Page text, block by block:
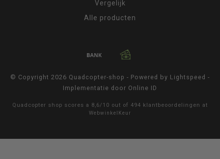
Vergelijk
Alle producten
© Copyright 2026 Quadcopter-shop - Powered by Lightspeed -
Implementatie door Online ID
Quadcopter shop scores a 8,6/ 10 out of 494 klantbeoordelingen at
WebwinkelKeur